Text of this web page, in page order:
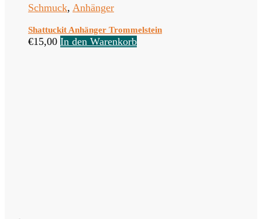
Schmuck, Anhänger
Shattuckit Anhänger Trommelstein
€15,00 In den Warenkorb